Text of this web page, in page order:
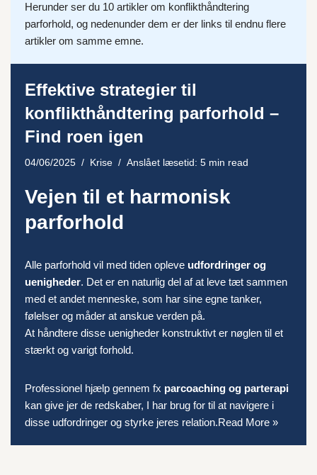
Herunder ser du 10 artikler om konflikthåndtering
parforhold, og nedenunder dem er der links til endnu flere
artikler om samme emne.
Effektive strategier til
konflikthåndtering parforhold –
Find roen igen
04/06/2025 Krise Anslået læsetid: 5 min read
Vejen til et harmonisk
parforhold
Alle parforhold vil med tiden opleve udfordringer og
uenigheder. Det er en naturlig del af at leve tæt sammen
med et andet menneske, som har sine egne tanker,
følelser og måder at anskue verden på.
At håndtere disse uenigheder konstruktivt er nøglen til et
stærkt og varigt forhold.
Professionel hjælp gennem fx parcoaching og parterapi
kan give jer de redskaber, I har brug for til at navigere i
disse udfordringer og styrke jeres relation.Read More »